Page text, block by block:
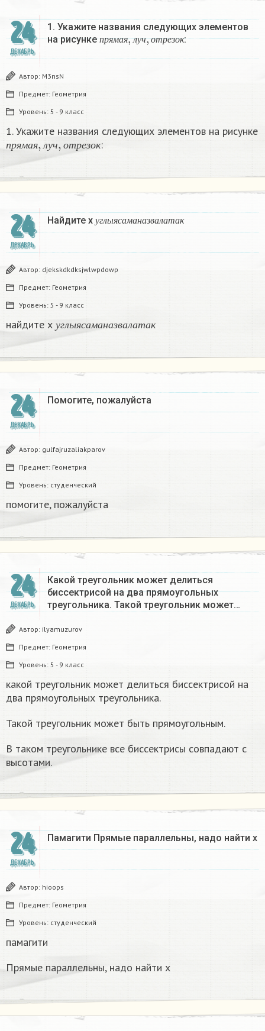
24
ДЕКАБРЬ
1. Укажите названия следующих элементов
на рисунке
прямая л у ч о т р е зо к
прямая, луч,отрезок
:
Автор: M3nsN
Предмет: Геометрия
Уровень: 5 - 9 класс
1. Укажите названия следующих элементов на рисунке
п рямая л у ч отрез ок
прямая,луч,отрез ок
:
24
ДЕКАБРЬ
Найдите х у гл ыяс ама н а зв ал а т а к
углыясама н а звалатак
Автор: djekskdkdksjwlwpdowp
Предмет: Геометрия
Уровень: 5 - 9 класс
найдите х у гл ыяс ама н аз в ал а т а к
24
ДЕКАБРЬ
Помогите, пожалуйста ​
Автор: gulfajruzaliakparov
Предмет: Геометрия
Уровень: студенческий
помогите, пожалуйста ​
24
ДЕКАБРЬ
Какой треугольник может делиться
биссектрисой на два прямоугольных
треугольника. Такой треугольник может…
Автор: ilyamuzurov
Предмет: Геометрия
Уровень: 5 - 9 класс
какой треугольник может делиться биссектрисой на
два прямоугольных треугольника.
Такой треугольник может быть прямоугольным.
В таком треугольнике все биссектрисы совпадают с
высотами.
24
ДЕКАБРЬ
Памагити Прямые параллельны, надо найти x
Автор: hioops
Предмет: Геометрия
Уровень: студенческий
памагити
Прямые параллельны, надо найти x